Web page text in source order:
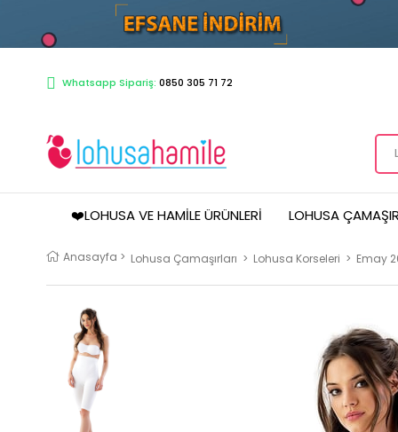
Whatsapp Sipariş: 0850 305 71 72
❤️LOHUSA VE HAMILE ÜRÜNLERI LOHUSA
Anasayfa > Lohusa Çamaşırları > Lohusa Korseleri > Emay